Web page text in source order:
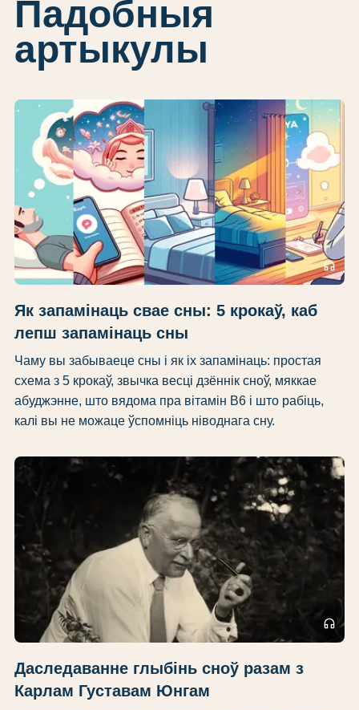
Падобныя
артыкулы
headphones
Як запамінаць свае сны: 5 крокаў, каб
лепш запамінаць сны
Чаму вы забываеце сны і як іх запамінаць: простая
схема з 5 крокаў, звычка весці дзённік сноў, мяккае
абуджэнне, што вядома пра вітамін B6 і што рабіць,
калі вы не можаце ўспомніць ніводнага сну.
headphones
Даследаванне глыбінь сноў разам з
Карлам Густавам Юнгам